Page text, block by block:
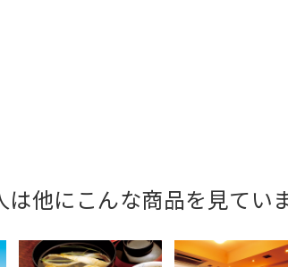
他にこんな商品を見ていま